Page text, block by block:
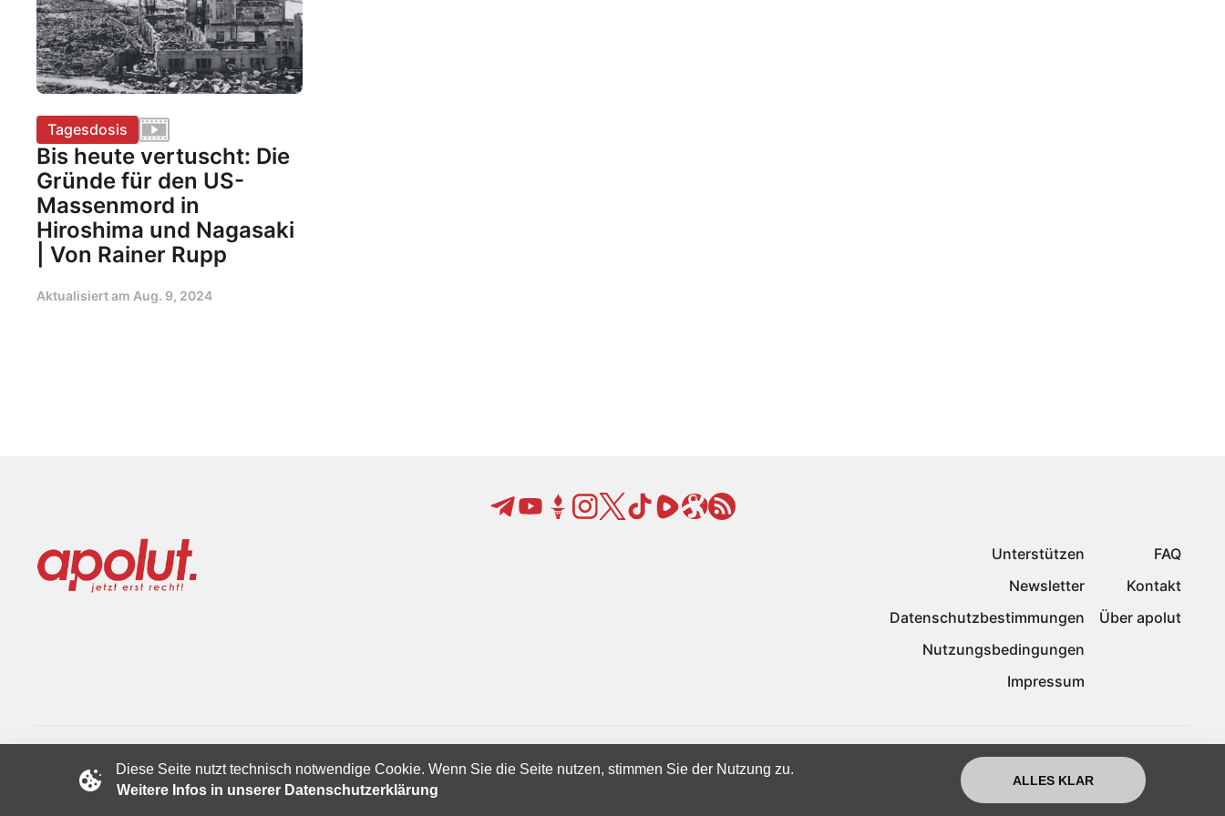
Tagesdosis
Bis heute vertuscht: Die
Gründe für den US-
Massenmord in
Hiroshima und Nagasaki
| Von Rainer Rupp
Aktualisiert am Aug. 9, 2024
Unterstützen
Newsletter
Datenschutzbestimmungen
Nutzungsbedingungen
Impressum
FAQ
Kontakt
Über apolut
Copyright © 2024 apolut | Jetzt erst recht!. Published apolut Creatives Ltd.
Diese Seite nutzt technisch notwendige Cookie. Wenn Sie die Seite nutzen, stimmen Sie der Nutzung zu.
Weitere Infos in unserer Datenschutzerklärung
ALLES KLAR